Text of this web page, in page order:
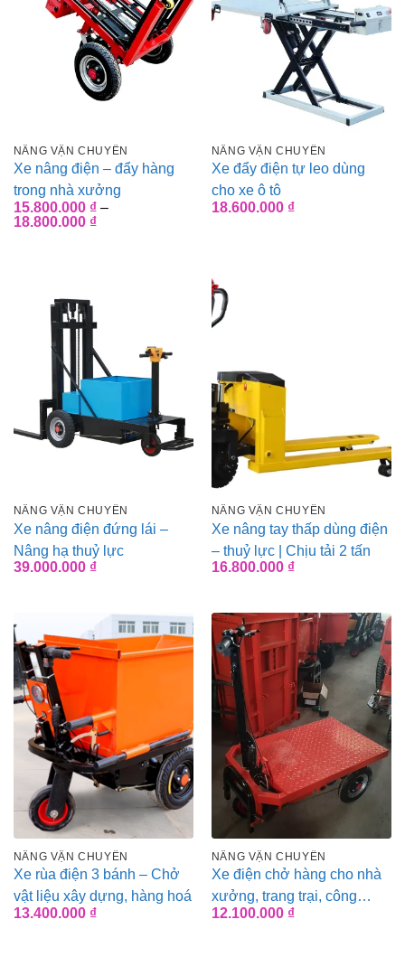
NÂNG VẬN CHUYỂN
Xe nâng điện – đẩy hàng
trong nhà xưởng
15.800.000 ₫ –
18.800.000 ₫Khoảng
NÂNG VẬN CHUYỂN
Xe đẩy điện tự leo dùng
cho xe ô tô
18.600.000 ₫
NÂNG VẬN CHUYỂN
Xe nâng điện đứng lái –
Nâng hạ thuỷ lực
39.000.000 ₫
NÂNG VẬN CHUYỂN
Xe nâng tay thấp dùng điện
– thuỷ lực | Chịu tải 2 tấn
16.800.000 ₫
NÂNG VẬN CHUYỂN
Xe rùa điện 3 bánh – Chở
vật liệu xây dựng, hàng hoá
13.400.000 ₫
NÂNG VẬN CHUYỂN
Xe điện chở hàng cho nhà
xưởng, trang trại, công
trường
12.100.000 ₫